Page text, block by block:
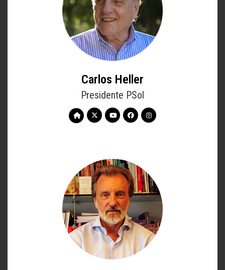
Carlos Heller
Presidente PSol